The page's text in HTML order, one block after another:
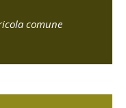
comune